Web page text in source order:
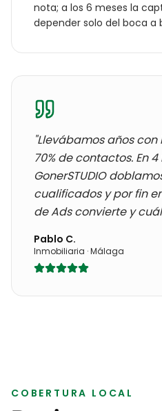
nota; a los 6 meses la
depender solo del boca a
"Llevábamos años con
70% de contactos. En
GonerSTUDIO
cualificados y por fin
de Ads convierte y
Pablo C.
Inmobiliaria ·Málaga
COBERTURA LOCAL